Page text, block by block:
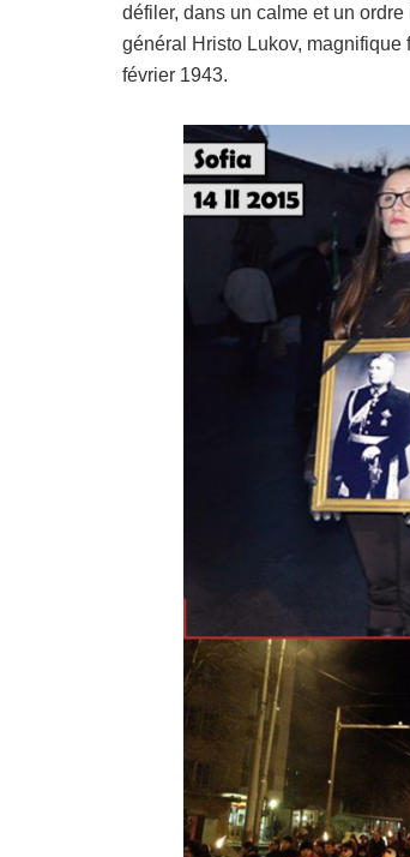
défiler, dans un calme et un
général Hristo Lukov,
février 1943.